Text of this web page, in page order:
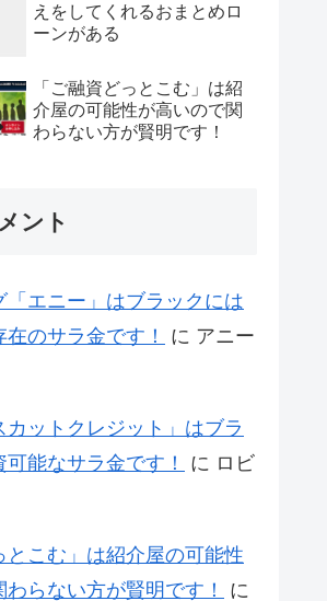
えをしてくれるおまとめロ
ーンがある
「ご融資どっとこむ」は紹
介屋の可能性が高いので関
わらない方が賢明です！
ント
「エニー」はブラックには
のサラ金です！
に アニー
カットクレジット」はブラ
可能なサラ金です！
に ロビ
とこむ」は紹介屋の可能性
らない方が賢明です！
に